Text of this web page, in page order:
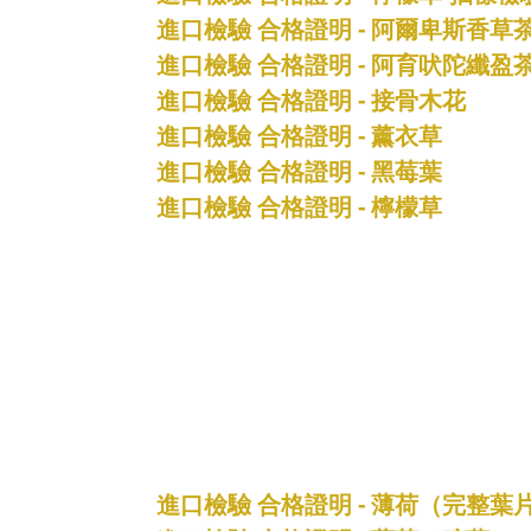
進口檢驗 合格證明 - 阿爾卑斯香草
進口檢驗 合格證明 - 阿育吠陀纖盈
進口檢驗 合格證明 - 接骨木花
進口檢驗 合格證明 - 薰衣草
進口檢驗 合格證明 - 黑莓葉
進口檢驗 合格證明 - 檸檬草
進口檢驗 合格證明 - 薄荷（完整葉片